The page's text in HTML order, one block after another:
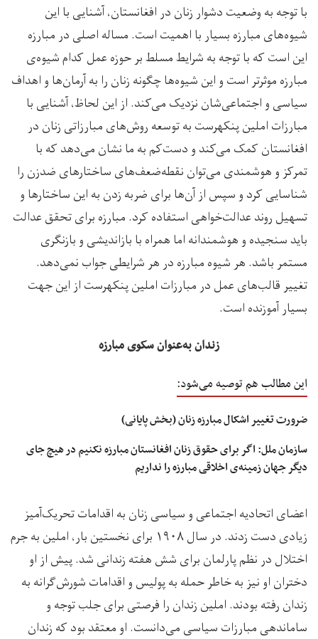
با توجه به وضعیت دشوار زنان در افغانستان، آشنایی با این
شیوه‌های مبارزه بسیار با اهمیت است. مساله اصلی در مبارزه
این است که با توجه به شرایط مسلط بر حوزه عمل کدام شیوه‌ی
مبارزه موثرتر است و این شیوه‌ها چگونه زنان را به آرمان‌ها و اهداف
سیاسی و اجتماعی‌شان نزدیک می‌کند. از این لحاظ، آشنایی با
مبارزات املین پنکهرست به توسعه روش‌های مبارزاتی زنان در
افغانستان کمک می‌کند و دست‌کم به ما نشان می‌دهد که با
تمرکز و هوشمندی می‌توان نقطه‌ضعف‌های ساختارهای ضدزن را
شناسایی کرد و سپس از آن‌ها برای ضربه ‌زدن به این ساختارها و
تسهیل روند عدالت‌خواهی استفاده کرد. مبارزه برای تحقق عدالت
باید سنجیده و هوشمندانه اما همراه با بازاندیشی و بازنگری
مستمر باشد. هر شیوه مبارزه در هر شرایطی جواب نمی‌دهد.
تغییر قالب‌های عمل در مبارزات املین پنکهرست از این جهت
بسیار آموزنده است.
زندان به‌عنوان سکوی مبارزه
این مطالب هم توصیه می‌شود:
ضرورت تغییر اشکال مبارزه زنان (بخش پایانی)
سازمان ملل: اگر برای حقوق زنان افغانستان مبارزه نکنیم در هیچ جای
دیگر جهان زمینه‌ی اخلاقی مبارزه را نداریم
اعضای اتحادیه اجتماعی و سیاسی زنان به اقدامات تحریک‌آمیز
زیادی دست زدند. در سال ۱۹۰۸ برای نخستین بار، املین به جرم
اختلال در نظم پارلمان برای شش هفته زندانی شد. پیش از او
دختران او نیز به خاطر حمله به پولیس و اقدامات شورش‌گرانه به
زندان رفته بودند. املین زندان را فرصتی برای جلب توجه و
ساماندهی مبارزات سیاسی می‌دانست. او معتقد بود که زندان